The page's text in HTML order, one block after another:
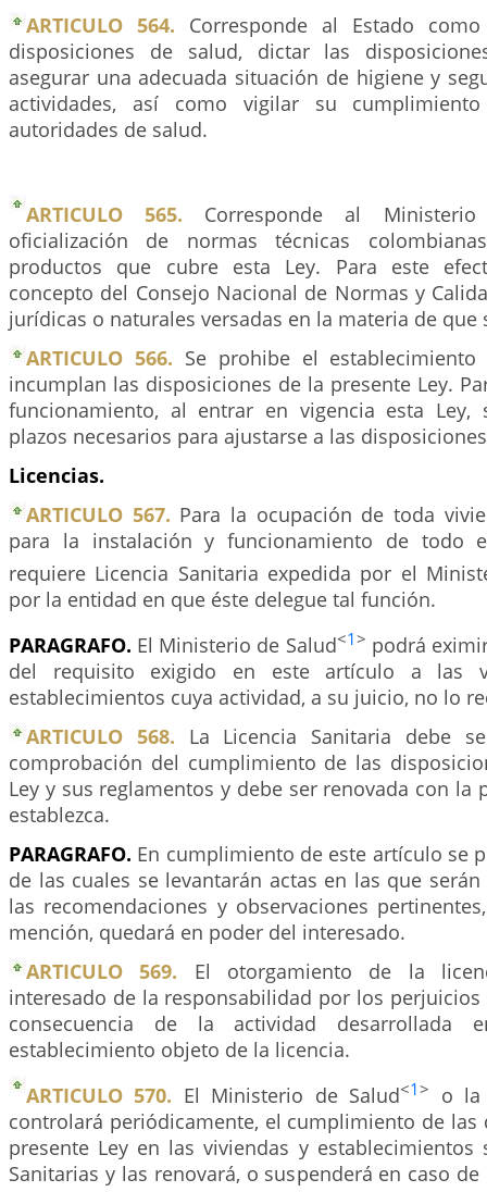
ARTICULO 564. Corresponde al Estado
disposiciones de salud, dictar las
asegurar una adecuada situación de higiene y
actividades, así como vigilar su
autoridades de salud.
ARTICULO 565. Corresponde al
oficialización de normas técnicas
productos que cubre esta Ley. Para este
concepto del Consejo Nacional de Normas y
jurídicas o naturales versadas en la materia de que
ARTICULO 566. Se prohibe el
incumplan las disposiciones de la presente Ley.
funcionamiento, al entrar en vigencia esta Ley,
plazos necesarios para ajustarse a las
Licencias.
ARTICULO 567. Para la ocupación de toda
para la instalación y funcionamiento de todo
requiere Licencia Sanitaria expedida por el
por la entidad en que éste delegue tal función.
PARAGRAFO. El Ministerio de Salud<1> podrá
del requisito exigido en este artículo a las
establecimientos cuya actividad, a su juicio, no lo
ARTICULO 568. La Licencia Sanitaria debe
comprobación del cumplimiento de las
Ley y sus reglamentos y debe ser renovada con la
establezca.
PARAGRAFO. En cumplimiento de este artículo se
de las cuales se levantarán actas en las que
las recomendaciones y observaciones
mención, quedará en poder del interesado.
ARTICULO 569. El otorgamiento de la
interesado de la responsabilidad por los
consecuencia de la actividad
establecimiento objeto de la licencia.
ARTICULO 570. El Ministerio de Salud<1>
o la
controlará periódicamente, el cumplimiento de las
presente Ley en las viviendas y establecimientos
Sanitarias y las renovará, o suspenderá en caso